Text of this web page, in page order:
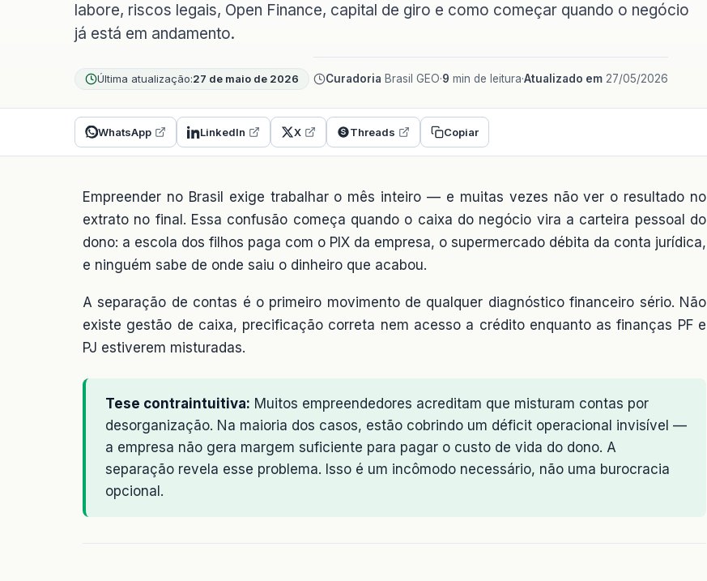
labore, riscos legais, Open Finance, capital de giro e como começar quando o negócio
já está em andamento.
Última atualização:27 de maio de 2026 Curadoria Brasil GEO·9 min de leitura·Atualizado em 27/05/2026
WhatsApp LinkedIn X Threads Copiar
Empreender no Brasil exige trabalhar o mês inteiro — e muitas vezes não ver o resultado no
extrato no final. Essa confusão começa quando o caixa do negócio vira a carteira pessoal do
dono: a escola dos filhos paga com o PIX da empresa, o supermercado débita da conta jurídica,
e ninguém sabe de onde saiu o dinheiro que acabou.
A separação de contas é o primeiro movimento de qualquer diagnóstico financeiro sério. Não
existe gestão de caixa, precificação correta nem acesso a crédito enquanto as finanças PF e
PJ estiverem misturadas.
Tese contraintuitiva: Muitos empreendedores acreditam que misturam contas por
desorganização. Na maioria dos casos, estão cobrindo um déficit operacional invisível —
a empresa não gera margem suficiente para pagar o custo de vida do dono. A
separação revela esse problema. Isso é um incômodo necessário, não uma burocracia
opcional.